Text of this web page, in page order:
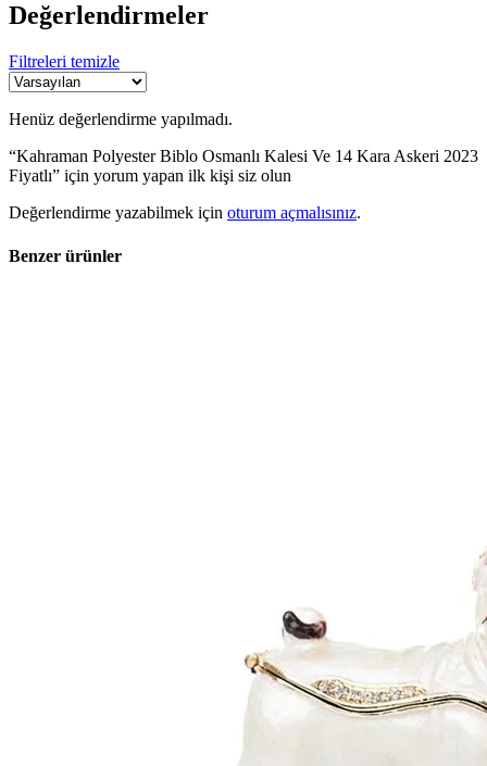
Değerlendirmeler
Filtreleri temizle
Henüz değerlendirme yapılmadı.
“Kahraman Polyester Biblo Osmanlı Kalesi Ve 14 Kara Askeri 2023
Fiyatlı” için yorum yapan ilk kişi siz olun
Değerlendirme yazabilmek için oturum açmalısınız.
Benzer ürünler